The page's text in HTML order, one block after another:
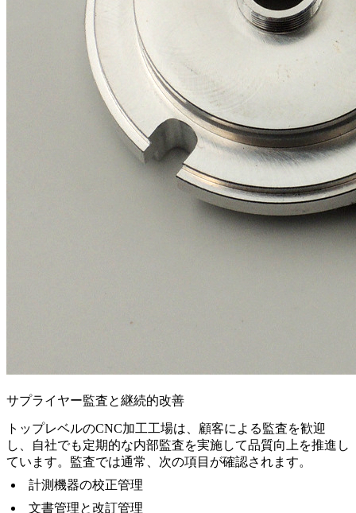
サプライヤー監査と継続的改善
トップレベルのCNC加工工場は、顧客による監査を歓迎
し、自社でも定期的な内部監査を実施して品質向上を推進し
ています。監査では通常、次の項目が確認されます。
計測機器の校正管理
文書管理と改訂管理